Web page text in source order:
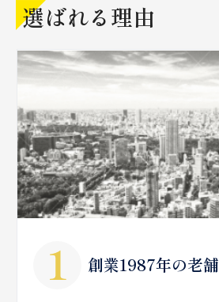
選ばれる理由
創業1987年の老舗